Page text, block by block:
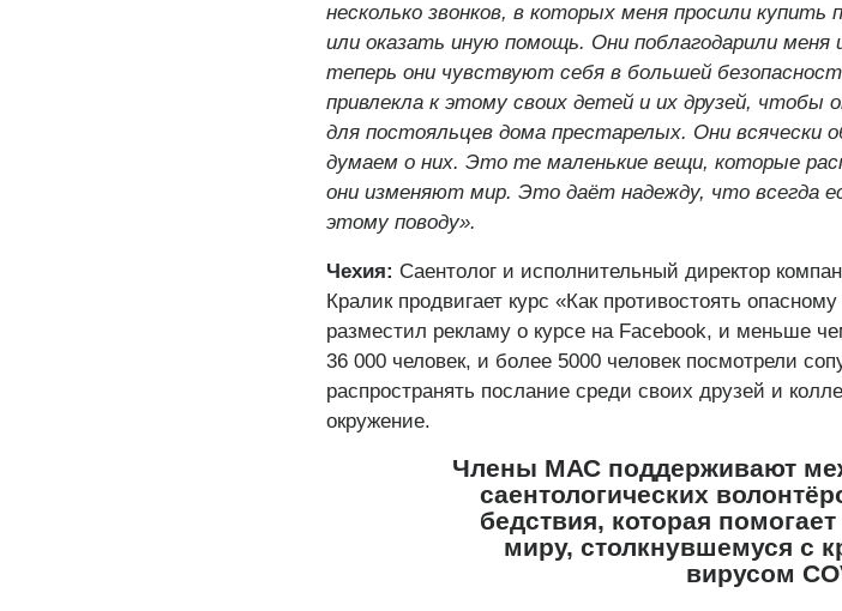
несколько звонков, в которых меня просили
или оказать иную помощь. Они поблагодарили меня
теперь они чувствуют себя в большей
привлекла к этому своих детей и их друзей, чтобы
для постояльцев дома престарелых. Они
думаем о них. Это те маленькие вещи, которые
они изменяют мир. Это даёт надежду, что
этому поводу».
Чехия: Саентолог и исполнительный директор
Кралик продвигает курс «Как противостоять
разместил рекламу о курсе на Facebook, и меньше
36 000 человек, и более 5000 человек посмотрели
распространять послание среди своих друзей и
окружение.
Члены МАС поддерживают
саентологических
бедствия, которая
миру, столкнувшемуся с
вирусом